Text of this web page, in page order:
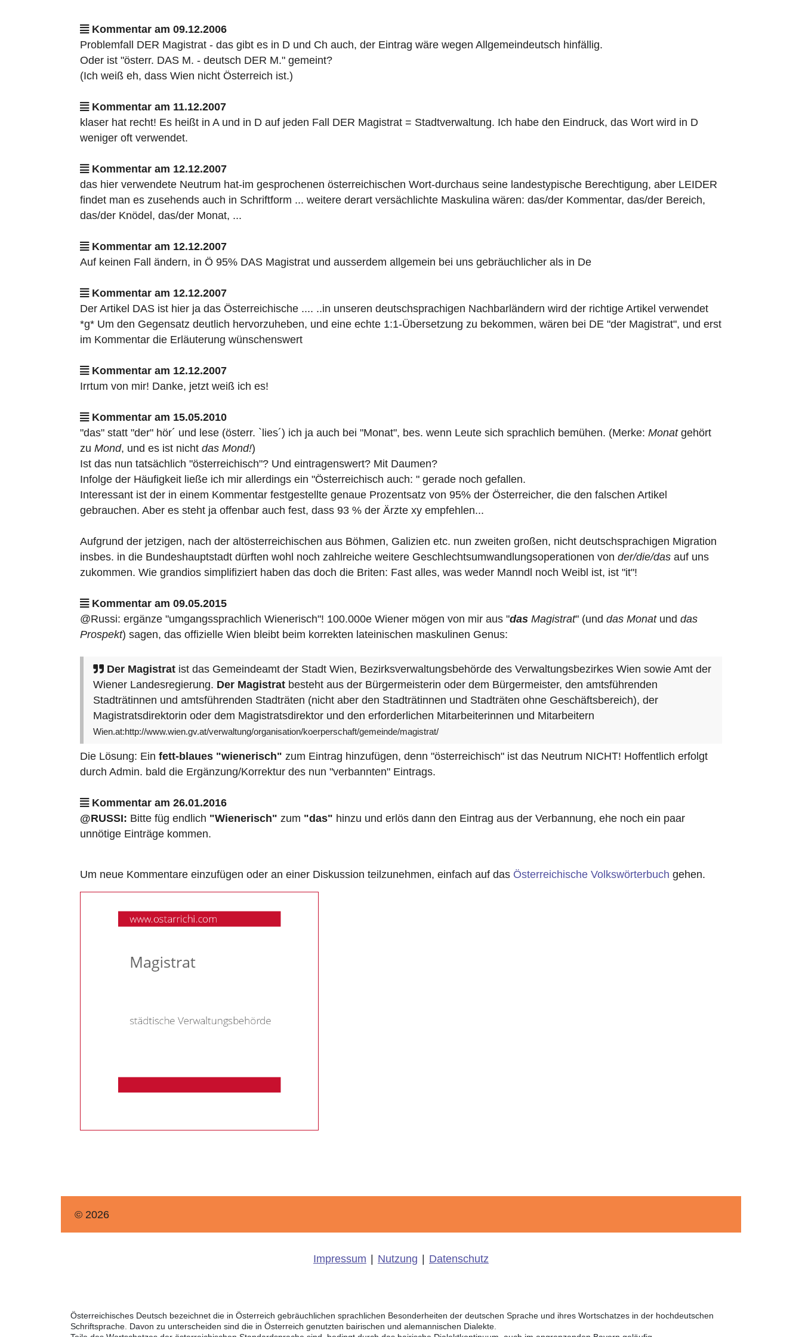
Kommentar am 09.12.2006
Problemfall DER Magistrat - das gibt es in D und Ch auch, der Eintrag wäre wegen Allgemeindeutsch hinfällig.
Oder ist "österr. DAS M. - deutsch DER M." gemeint?
(Ich weiß eh, dass Wien nicht Österreich ist.)
Kommentar am 11.12.2007
klaser hat recht! Es heißt in A und in D auf jeden Fall DER Magistrat = Stadtverwaltung. Ich habe den Eindruck, das Wort wird in D
weniger oft verwendet.
Kommentar am 12.12.2007
das hier verwendete Neutrum hat-im gesprochenen österreichischen Wort-durchaus seine landestypische Berechtigung, aber LEIDER
findet man es zusehends auch in Schriftform ... weitere derart versächlichte Maskulina wären: das/der Kommentar, das/der Bereich,
das/der Knödel, das/der Monat, ...
Kommentar am 12.12.2007
Auf keinen Fall ändern, in Ö 95% DAS Magistrat und ausserdem allgemein bei uns gebräuchlicher als in De
Kommentar am 12.12.2007
Der Artikel DAS ist hier ja das Österreichische .... ..in unseren deutschsprachigen Nachbarländern wird der richtige Artikel verwendet
*g* Um den Gegensatz deutlich hervorzuheben, und eine echte 1:1-Übersetzung zu bekommen, wären bei DE "der Magistrat", und erst
im Kommentar die Erläuterung wünschenswert
Kommentar am 12.12.2007
Irrtum von mir! Danke, jetzt weiß ich es!
Kommentar am 15.05.2010
"das" statt "der" hör´ und lese (österr. `lies´) ich ja auch bei "Monat", bes. wenn Leute sich sprachlich bemühen. (Merke: Monatgehört
zu Mond, und es ist nicht das Mond!)
Ist das nun tatsächlich "österreichisch"? Und eintragenswert? Mit Daumen?
Infolge der Häufigkeit ließe ich mir allerdings ein "Österreichisch auch: " gerade noch gefallen.
Interessant ist der in einem Kommentar festgestellte genaue Prozentsatz von 95% der Österreicher, die den falschen Artikel
gebrauchen. Aber es steht ja offenbar auch fest, dass 93 % der Ärzte xy empfehlen...
Aufgrund der jetzigen, nach der altösterreichischen aus Böhmen, Galizien etc. nun zweiten großen, nicht deutschsprachigen Migration
insbes. in die Bundeshauptstadt dürften wohl noch zahlreiche weitere Geschlechtsumwandlungsoperationen von der/die/das auf uns
zukommen. Wie grandios simplifiziert haben das doch die Briten: Fast alles, was weder Manndl noch Weibl ist, ist "it"!
Kommentar am 09.05.2015
@Russi: ergänze "umgangssprachlich Wienerisch"! 100.000e Wiener mögen von mir aus "das Magistrat" (und das Monatund das
Prospekt) sagen, das offizielle Wien bleibt beim korrekten lateinischen maskulinen Genus:
Der Magistrat ist das Gemeindeamt der Stadt Wien, Bezirksverwaltungsbehörde des Verwaltungsbezirkes Wien sowie Amt der
Wiener Landesregierung. Der Magistrat besteht aus der Bürgermeisterin oder dem Bürgermeister, den amtsführenden
Stadträtinnen und amtsführenden Stadträten (nicht aber den Stadträtinnen und Stadträten ohne Geschäftsbereich), der
Magistratsdirektorin oder dem Magistratsdirektor und den erforderlichen Mitarbeiterinnen und Mitarbeitern
Wien.at:http://www.wien.gv.at/verwaltung/organisation/koerperschaft/gemeinde/magistrat/
Die Lösung: Ein fett-blaues "wienerisch" zum Eintrag hinzufügen, denn "österreichisch" ist das Neutrum NICHT! Hoffentlich erfolgt
durch Admin. bald die Ergänzung/Korrektur des nun "verbannten" Eintrags.
Kommentar am 26.01.2016
@RUSSI: Bitte füg endlich "Wienerisch" zum "das" hinzu und erlös dann den Eintrag aus der Verbannung, ehe noch ein paar
unnötige Einträge kommen.
Um neue Kommentare einzufügen oder an einer Diskussion teilzunehmen, einfach auf das Österreichische Volkswörterbuch gehen.
© 2026
Impressum Nutzung Datenschutz
Österreichisches Deutsch bezeichnet die in Österreich gebräuchlichen sprachlichen Besonderheiten der deutschen Sprache und ihres Wortschatzes in der hochdeutschen
Schriftsprache. Davon zu unterscheiden sind die in Österreich genutzten bairischen und alemannischen Dialekte.